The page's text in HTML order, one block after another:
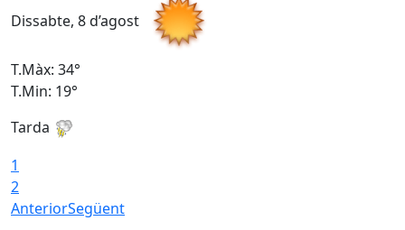
Dissabte, 8 d’agost
T.Màx: 34°
T.Min: 19°
Tarda
1
2
AnteriorSegüent